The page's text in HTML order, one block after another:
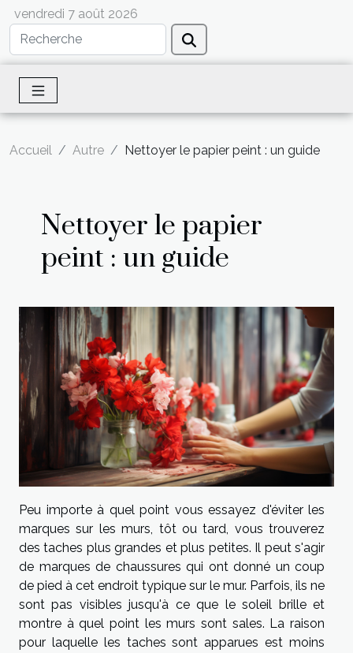
vendredi 7 août 2026
Accueil Autre Nettoyer le papier peint : un guide
Nettoyer le papier
peint : un guide
Peu importe à quel point vous essayez d'éviter les
marques sur les murs, tôt ou tard, vous trouverez
des taches plus grandes et plus petites. Il peut s'agir
de marques de chaussures qui ont donné un coup
de pied à cet endroit typique sur le mur. Parfois, ils ne
sont pas visibles jusqu'à ce que le soleil brille et
montre à quel point les murs sont sales. La raison
pour laquelle les taches sont apparues est moins